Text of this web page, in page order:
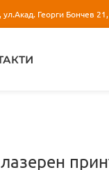
Георги Бончев